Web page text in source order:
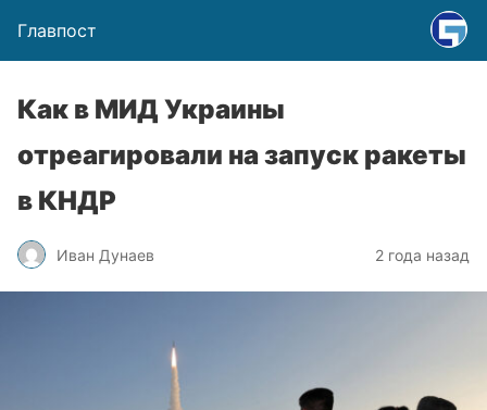
Главпост
Как в МИД Украины
отреагировали на запуск ракеты
в КНДР
Иван Дунаев 2 года назад